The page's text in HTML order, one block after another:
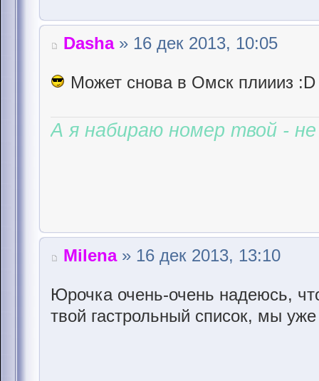
Dasha» 16 дек 2013, 10:05
Может снова в Омск плиииз :D
А я набираю номер твой -
Milena» 16 дек 2013, 13:10
Юрочка очень-очень надеюсь,
твой гастрольный список, мы